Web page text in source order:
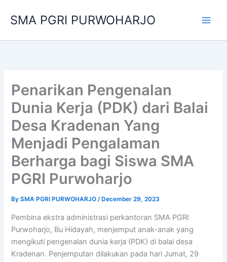
SMA PGRI PURWOHARJO
Penarikan Pengenalan
Dunia Kerja (PDK) dari Balai
Desa Kradenan Yang
Menjadi Pengalaman
Berharga bagi Siswa SMA
PGRI Purwoharjo
BySMA PGRI PURWOHARJO/ December 29, 2023
Pembina ekstra administrasi perkantoran SMA PGRI
Purwoharjo, Bu Hidayah, menjemput anak-anak yang
mengikuti pengenalan dunia kerja (PDK) di balai desa
Kradenan. Penjemputan dilakukan pada hari Jumat, 29